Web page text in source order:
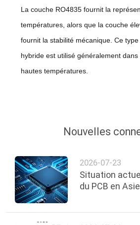
La couche RO4835 fournit la
températures, alors que la couche
fournit la stabilité mécanique. Ce
hybride est utilisé généralement
hautes températures.
Nouvelles
2026-07-23
Situation
du PCB en